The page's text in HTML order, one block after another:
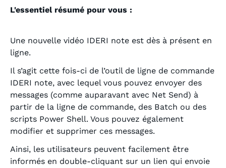
L'essentiel résumé pour vous :
Une nouvelle vidéo IDERI note est dès à présent en
ligne.
Il s’agit cette fois-ci de l’outil de ligne de commande
IDERI note, avec lequel vous pouvez envoyer des
messages (comme auparavant avec Net Send) à
partir de la ligne de commande, des Batch ou des
scripts Power Shell. Vous pouvez également
modifier et supprimer ces messages.
Ainsi, les utilisateurs peuvent facilement être
informés en double-cliquant sur un lien qui envoie